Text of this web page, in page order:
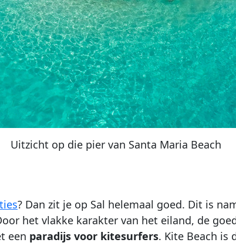
Uitzicht op die pier van Santa Maria Beach
? Dan zit je op Sal helemaal goed. Dit is
het vlakke karakter van het eiland, de
een paradijs voor kitesurfers. Kite Beach is